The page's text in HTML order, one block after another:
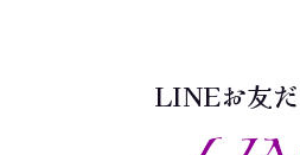
LINEお友